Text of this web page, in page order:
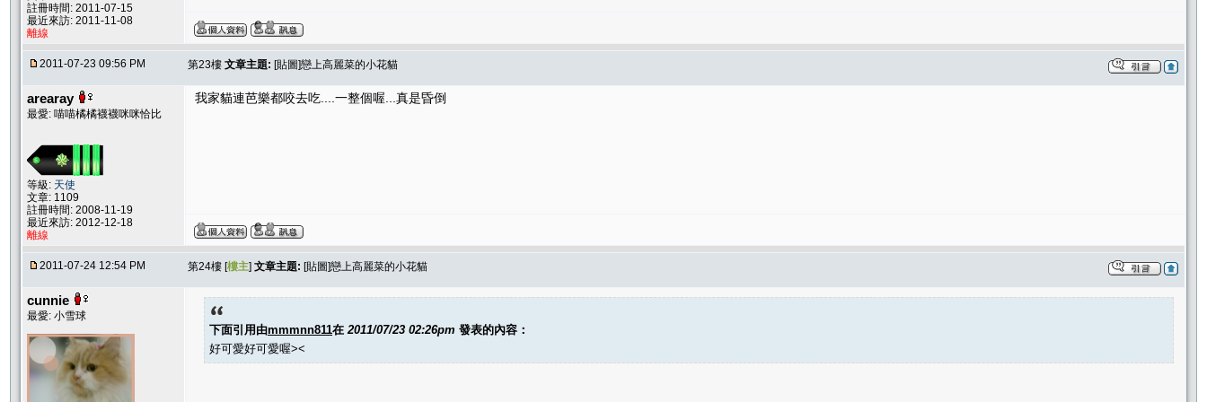
註冊時間: 2011-07-15
最近來訪: 2011-11-08
離線
2011-07-23 09:56 PM 第23樓 文章主題: [貼圖]戀上高麗菜的小花貓
arearay
最愛: 喵喵橘橘襪襪咪咪恰比
等級: 天使
文章: 1109
註冊時間: 2008-11-19
最近來訪: 2012-12-18
離線
我家貓連芭樂都咬去吃....一整個喔...真是昏倒
2011-07-24 12:54 PM 第24樓 [樓主] 文章主題: [貼圖]戀上高麗菜的小花貓
cunnie
最愛: 小雪球
下面引用由mmmnn811在 2011/07/23 02:26pm 發表的內容：
好可愛好可愛喔><